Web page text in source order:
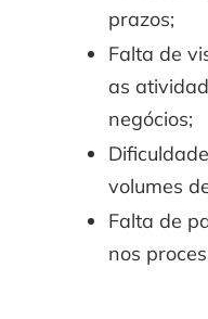
Guarda de
Consultoria
prazos;
Falta de
as
negócios;
volumes
Falta de
nos